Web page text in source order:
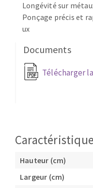
Feutres à polir
Bandes sans fin
MACHINES
Tronçonneuses
Tourets
Ponceuses
Fraises scies
Fraise HSS
Longévité sur
Ponçage précis et
ux
Documents
Télécharger
Hauteur (cm)
Largeur (cm)